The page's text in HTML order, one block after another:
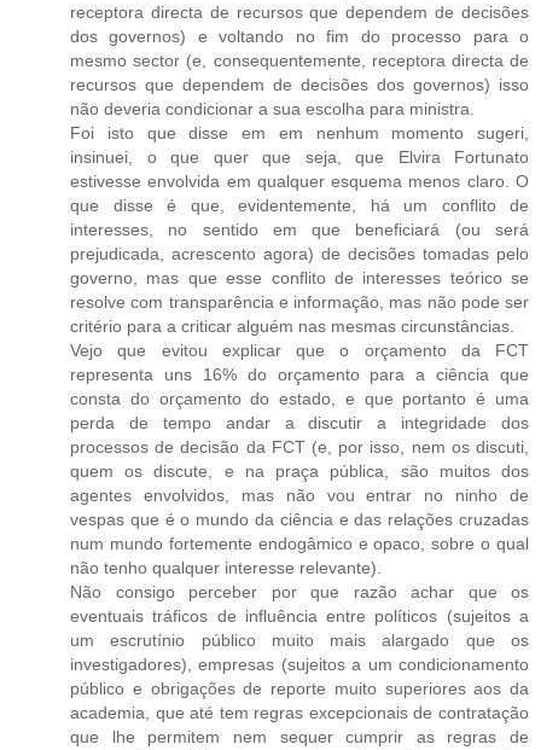
receptora directa de recursos que dependem de decisões
dos governos) e voltando no fim do processo para o
mesmo sector (e, consequentemente, receptora directa de
recursos que dependem de decisões dos governos) isso
não deveria condicionar a sua escolha para ministra.
Foi isto que disse em em nenhum momento sugeri,
insinuei, o que quer que seja, que Elvira Fortunato
estivesse envolvida em qualquer esquema menos claro. O
que disse é que, evidentemente, há um conflito de
interesses, no sentido em que beneficiará (ou será
prejudicada, acrescento agora) de decisões tomadas pelo
governo, mas que esse conflito de interesses teórico se
resolve com transparência e informação, mas não pode ser
critério para a criticar alguém nas mesmas circunstâncias.
Vejo que evitou explicar que o orçamento da FCT
representa uns 16% do orçamento para a ciência que
consta do orçamento do estado, e que portanto é uma
perda de tempo andar a discutir a integridade dos
processos de decisão da FCT (e, por isso, nem os discuti,
quem os discute, e na praça pública, são muitos dos
agentes envolvidos, mas não vou entrar no ninho de
vespas que é o mundo da ciência e das relações cruzadas
num mundo fortemente endogâmico e opaco, sobre o qual
não tenho qualquer interesse relevante).
Não consigo perceber por que razão achar que os
eventuais tráficos de influência entre políticos (sujeitos a
um escrutínio público muito mais alargado que os
investigadores), empresas (sujeitos a um condicionamento
público e obrigações de reporte muito superiores aos da
academia, que até tem regras excepcionais de contratação
que lhe permitem nem sequer cumprir as regras de